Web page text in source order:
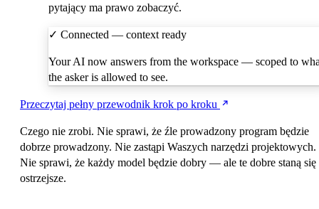
pytający ma prawo zobaczyć.
✓ Connected — context ready
Your AI now answers from the workspace — scoped to
the asker is allowed to see.
Przeczytaj pełny przewodnik krok po kroku
Czego nie zrobi. Nie sprawi, że źle prowadzony program będzie
dobrze prowadzony. Nie zastąpi Waszych narzędzi projektowych.
Nie sprawi, że każdy model będzie dobry — ale te dobre staną się
ostrzejsze.